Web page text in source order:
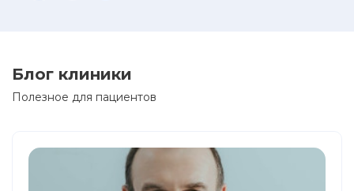
Блог клиники
Полезное для пациентов